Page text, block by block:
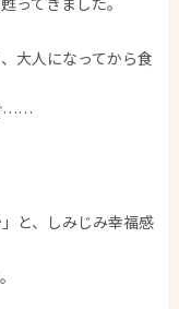
大人になってから食
……
と、しみじみ幸福感